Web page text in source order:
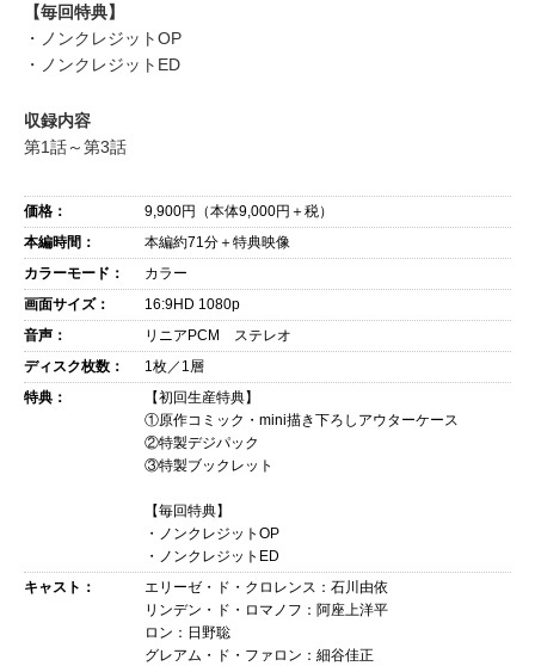
【毎回特典】
・ノンクレジットOP
・ノンクレジットED
収録内容
第1話～第3話
価格： 9,900円（本体9,000円＋税）
本編時間：
本編約71分＋特典映像
カラーモード：
カラー
画面サイズ：
16:9HD 1080p
音声：
リニアPCM ステレオ
ディスク枚数：
1枚／1層
特典：
【初回生産特典】
①原作コミック・mini描き下ろしアウターケース
②特製デジパック
③特製ブックレット
【毎回特典】
・ノンクレジットOP
・ノンクレジットED
キャスト：
エリーゼ・ド・クロレンス：石川由依
リンデン・ド・ロマノフ：阿座上洋平
ロン：日野聡
グレアム・ド・ファロン：細谷佳正